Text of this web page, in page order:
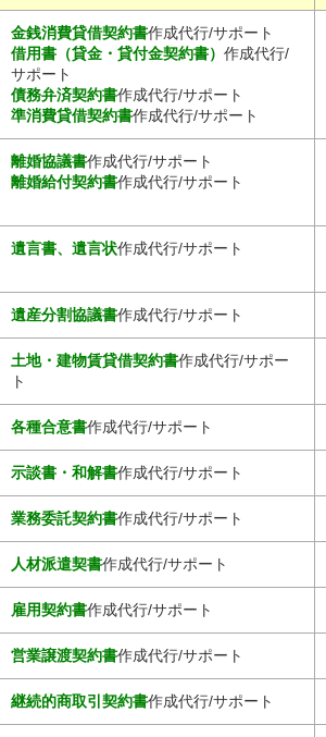
金銭消費貸借契約書作成代行/サポート
借用書（貸金・貸付金契約書）作成代行/
サポート
債務弁済契約書作成代行/サポート
準消費貸借契約書作成代行/サポート
離婚協議書作成代行/サポート
離婚給付契約書作成代行/サポート
遺言書、遺言状作成代行/サポート
遺産分割協議書作成代行/サポート
土地・建物賃貸借契約書作成代行/サポー
ト
各種合意書作成代行/サポート
示談書・和解書作成代行/サポート
業務委託契約書作成代行/サポート
人材派遣契書作成代行/サポート
雇用契約書作成代行/サポート
営業譲渡契約書作成代行/サポート
継続的商取引契約書作成代行/サポート